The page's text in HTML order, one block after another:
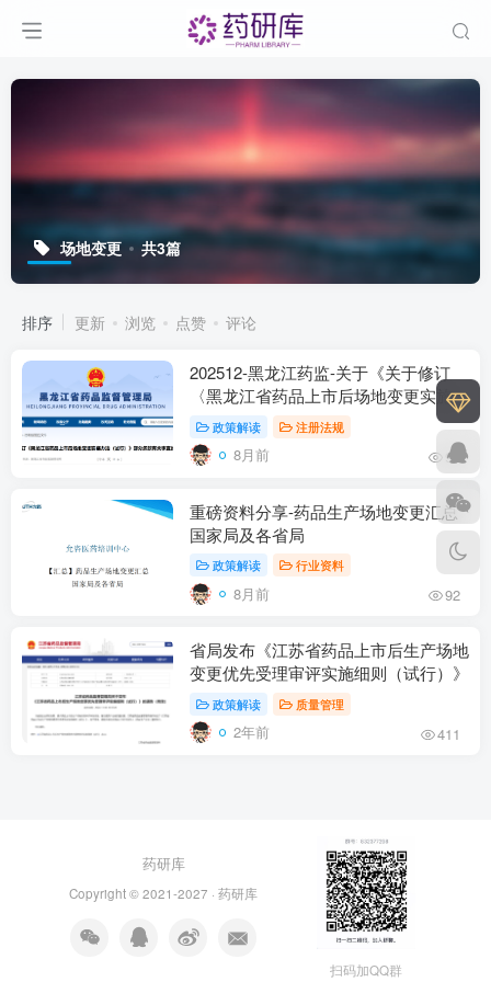
场地变更 共3篇
排序 更新 浏览 点赞 评论
202512-黑龙江药监-关于《关于修订
〈黑龙江省药品上市后场地变更实施办
法（试行）〉及部分条款有关事宜的通
知》的政策解读
政策解读 注册法规
8月前 92
重磅资料分享-药品生产场地变更汇总
国家局及各省局
政策解读 行业资料
8月前 92
省局发布《江苏省药品上市后生产场地
变更优先受理审评实施细则（试行）》
政策解读 质量管理
2年前 411
药研库
Copyright © 2021-2027 · 药研库
扫码加QQ群